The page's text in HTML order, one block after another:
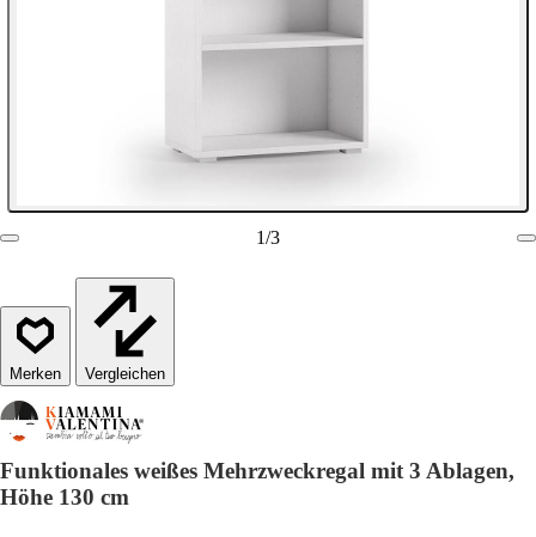
1/3
Vergleichen
Funktionales weißes Mehrzweckregal mit 3 Ablagen,
Höhe 130 cm